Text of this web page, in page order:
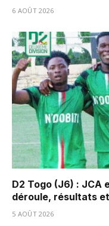
6 AOÛT 2026
D2 Togo (J6) : JCA
déroule, résultats
5 AOÛT 2026